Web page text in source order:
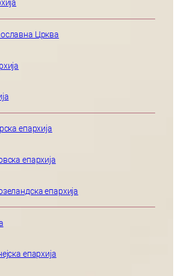
Црква
епархија
епархија
епархија
епархија